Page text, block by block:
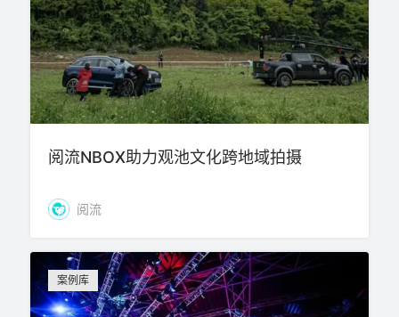
阅流NBOX助力观池文化跨地域拍摄
阅流
案例库